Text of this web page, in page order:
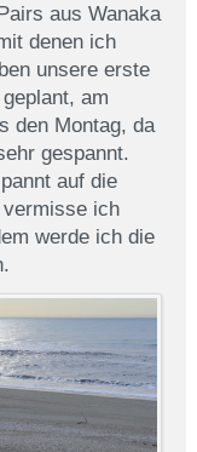
aus Wanaka
denen ich
unsere erste
am
den Montag, da
gespannt.
auf die
vermisse ich
werde ich die